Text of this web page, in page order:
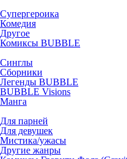
Супергероика
Комедия
Другое
Комиксы BUBBLE
Синглы
Сборники
Легенды BUBBLE
BUBBLE Visions
Манга
Для парней
Для девушек
Мистика/ужасы
Другие жанры